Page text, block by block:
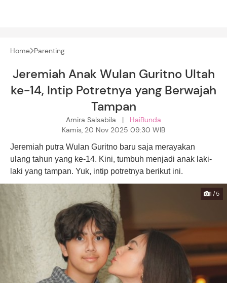
Home Parenting
Jeremiah Anak Wulan Guritno Ultah
ke-14, Intip Potretnya yang Berwajah
Tampan
Amira Salsabila | HaiBunda
Kamis, 20 Nov 2025 09:30 WIB
Jeremiah putra Wulan Guritno baru saja merayakan
ulang tahun yang ke-14. Kini, tumbuh menjadi anak laki-
laki yang tampan. Yuk, intip potretnya berikut ini.
1/5